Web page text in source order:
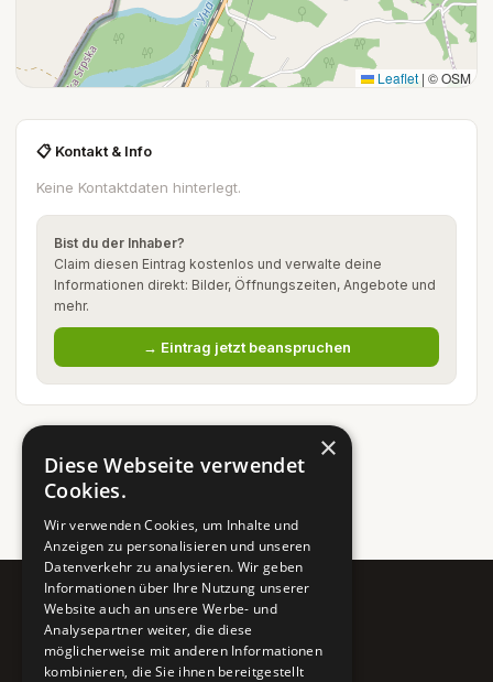
Leaflet | © OSM
📋 Kontakt & Info
Keine Kontaktdaten hinterlegt.
Bist du der Inhaber?
Claim diesen Eintrag kostenlos und verwalte deine
Informationen direkt: Bilder, Öffnungszeiten, Angebote und
mehr.
→ Eintrag jetzt beanspruchen
Pure BiH
Authentisches Bosnien & Herzegowina
×
Diese Webseite verwendet
Cookies.
Wir verwenden Cookies, um Inhalte und
Anzeigen zu personalisieren und unseren
Datenverkehr zu analysieren. Wir geben
Informationen über Ihre Nutzung unserer
Website auch an unsere Werbe- und
Analysepartner weiter, die diese
möglicherweise mit anderen Informationen
kombinieren, die Sie ihnen bereitgestellt